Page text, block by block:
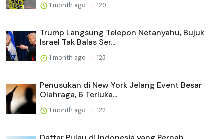
1 month ago 129
Trump Langsung Telepon Netanyahu, Bujuk
Israel Tak Balas Ser...
1 month ago 123
Penusukan di New York Jelang Event Besar
Olahraga, 6 Terluka...
1 month ago 122